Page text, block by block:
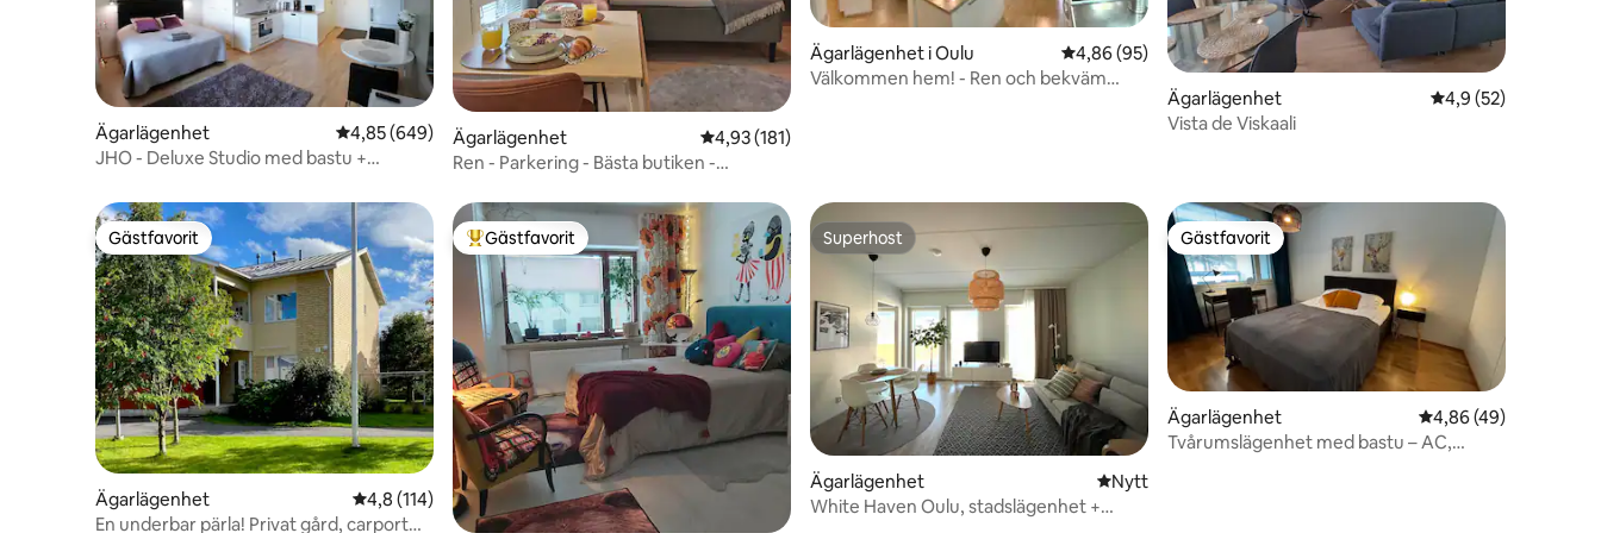
Ägarlägenhet 4,85 av 5 i genomsnittligt betyg, 649 omdömen
4,85 (649)
JHO - Deluxe Studio med bastu +
Ägarlägenhet 4,93 av 5 i genomsnittligt betyg, 181 omdömen
4,93 (181)
Ren - Parkering - Bästa butiken -
Ägarlägenhet i Oulu 4,86 av 5 i genomsnittligt betyg, 95 omdömen
4,86 (95)
Välkommen hem! - Ren och bekväm
Ägarlägenhet 4,9 av 5 i
4,9 (52)
Vista de Viskaali
Gästfavorit
Gästfavorit
Ägarlägenhet 4,8 av 5 i genomsnittligt betyg, 114 omdömen
4,8 (114)
En underbar pärla! Privat gård, carport
Populär gästfavorit
Gästfavorit Superhost
Superhost
Ägarlägenhet Nytt ställe att bo på
Nytt
White Haven Oulu, stadslägenhet +
Gästfavorit
Gästfavorit
Ägarlägenhet 4,86 av 5 i
4,86 (49)
Tvårumslägenhet med bastu – AC,